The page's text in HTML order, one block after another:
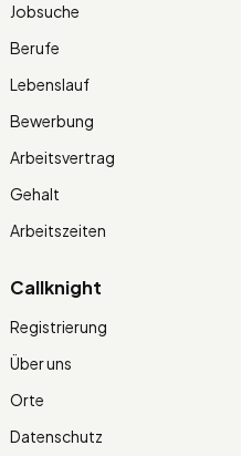
Jobsuche
Berufe
Lebenslauf
Bewerbung
Arbeitsvertrag
Gehalt
Arbeitszeiten
Callknight
Registrierung
Über uns
Orte
Datenschutz